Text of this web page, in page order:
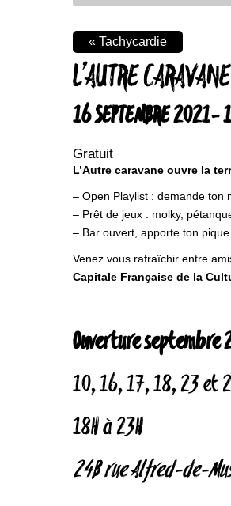
L’AUTRE
16 SEPTEMBRE 2021-
Gratuit
« Tachycardie
L’Autre caravane ouvre la
– Open Playlist : demande ton
– Prêt de jeux : molky,
– Bar ouvert, apporte ton pique
Venez vous rafraîchir entre
Capitale Française de la
Ouverture septembre
10, 16, 17, 18, 23 et
18H à 23H
24B rue Alfred-de-